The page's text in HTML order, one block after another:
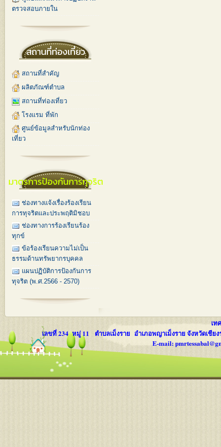
ตรวจสอบภายใน
สถานที่ท่องเที่ยว
สถานที่สำคัญ
ผลิตภัณฑ์ตำบล
สถานที่ท่องเที่ยว
โรงแรม ที่พัก
ศูนย์ข้อมูลสำหรับนักท่อง
เที่ยว
มาตรการป้องกันการทุจริต
ช่องทางแจ้งเรื่องร้องเรียน
การทุจริตและประพฤติมิชอบ
ช่องทางการร้องเรียนร้อง
ทุกข์
ข้อร้องเรียนความไม่เป็น
ธรรมด้านทรัพยากรบุคคล
แผนปฏิบัติการป้องกันการ
ทุจริต (พ.ศ.2566 - 2570)
เทศ
เลขที่ 234 หมู่ 11 ตำบลเม็งราย อำเภอพญาเม็งราย จังหวัดเชียง
E-mail: